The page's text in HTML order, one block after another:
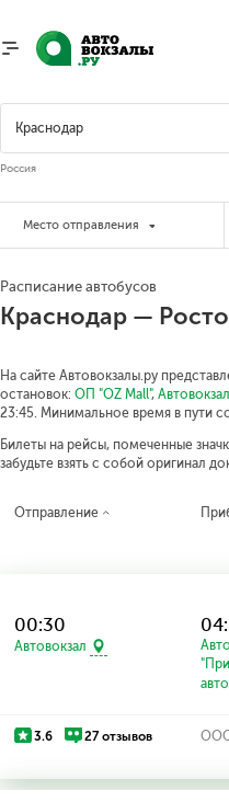
Россия
Место отправления
Расписание автобусов
Краснодар —
На сайте Автовокзалы.ру
остановок: ОП "OZ Mall", Автовокзал
23:45. Минимальное время в пути
Билеты на рейсы, помеченные
забудьте взять с собой оригинал
Отправление
00:30
Автовокзал
3.6 27 отзывов ООО